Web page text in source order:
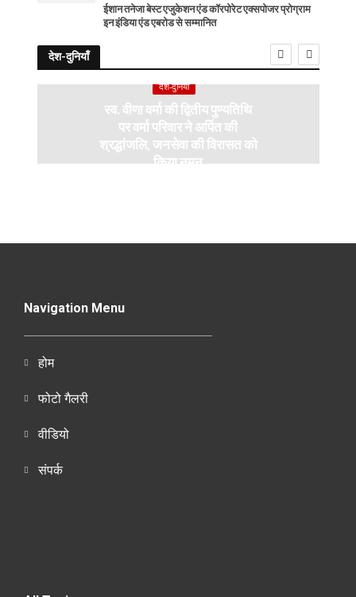
ईशान तनेजा बेस्ट एजुकेशन एंड कॉरपोरेट एक्सपोजर प्रोग्राम
इन इंडिया एंड एबरोड से सम्मानित
देश-दुनियाँ
देश-दुनियाँ
स्व. वीणा वर्मा की द्वितीय पुण्यतिथि
पर वर्मा परिवार ने अर्पित की
श्रद्धांजलि, जनसेवा की विरासत को
किया नमन
Navigation Menu
होम
फोटो गैलरी
वीडियो
संपर्क